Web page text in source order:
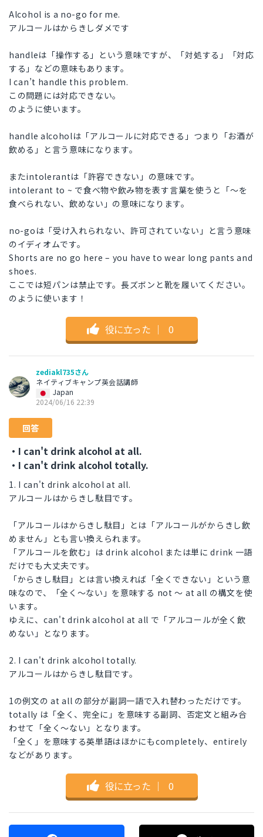
Alcohol is a no-go for me.
アルコールはからきしダメです
handleは「操作する」という意味ですが、「対処する」「対応
する」などの意味もあります。
I can’t handle this problem.
この問題には対応できない。
のように使います。
handle alcoholは「アルコールに対応できる」つまり「お酒が
飲める」と言う意味になります。
またintolerantは「許容できない」の意味です。
intolerant to ~ で食べ物や飲み物を表す言葉を使うと「〜を
食べられない、飲めない」の意味になります。
no-goは「受け入れられない、許可されていない」と言う意味
のイディオムです。
Shorts are no go here – you have to wear long pants and
shoes.
ここでは短パンは禁止です。長ズボンと靴を履いてください。
のように使います！
役に立った ｜ 0
zediakl735さん
ネイティブキャンプ英会話講師
Japan
2024/06/16 22:39
回答
・I can't drink alcohol at all.
・I can't drink alcohol totally.
1. I can't drink alcohol at all.
アルコールはからきし駄目です。
「アルコールはからきし駄目」とは「アルコールがからきし飲
めません」とも言い換えられます。
「アルコールを飲む」は drink alcohol または単に drink 一語
だけでも大丈夫です。
「からきし駄目」とは言い換えれば「全くできない」という意
味なので、「全く～ない」を意味する not ～ at all の構文を使
います。
ゆえに、can't drink alcohol at all で「アルコールが全く飲
めない」となります。
2. I can't drink alcohol totally.
アルコールはからきし駄目です。
1の例文の at all の部分が副詞一語で入れ替わっただけです。
totally は「全く、完全に」を意味する副詞、否定文と組み合
わせて「全く～ない」となります。
「全く」を意味する英単語はほかにもcompletely、entirely
などがあります。
役に立った ｜ 0